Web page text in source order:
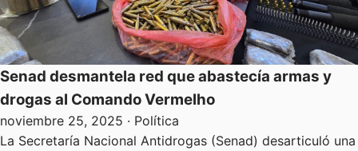
Senad desmantela red que abastecía armas y
drogas al Comando Vermelho
noviembre 25, 2025 · Política
La Secretaría Nacional Antidrogas (Senad) desarticuló una